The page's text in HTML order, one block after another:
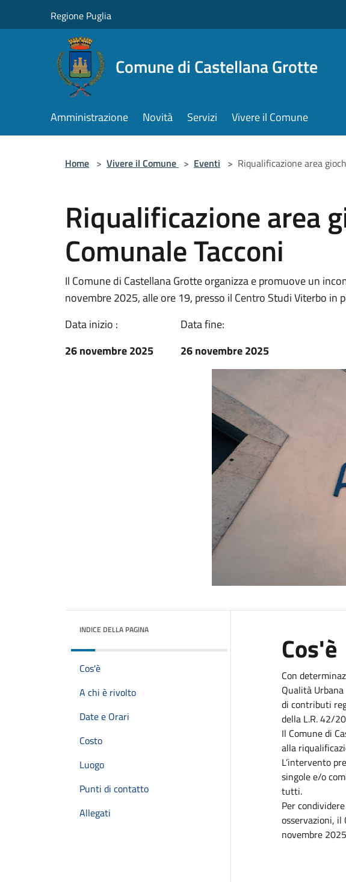
Regione Puglia
Comune di Castellana Grotte
Amministrazione Novità Servizi Vivere il Comune
Home > Vivere il Comune > Eventi > Riqualificazione area
Riqualificazione area
Comunale Tacconi
Il Comune di Castellana Grotte organizza e promuove un
novembre 2025, alle ore 19, presso il Centro Studi Viterbo in
Data inizio :
26 novembre 2025
Data fine:
26 novembre 2025
INDICE DELLA PAGINA
Cos'è
A chi è rivolto
Date e Orari
Costo
Luogo
Punti di contatto
Allegati
Cos'è
Con
Qualità
di contributi
della L.R. 42/
Il Comune di
alla
L’intervento
singole e/o
tutti.
Per
osservazioni, il
novembre